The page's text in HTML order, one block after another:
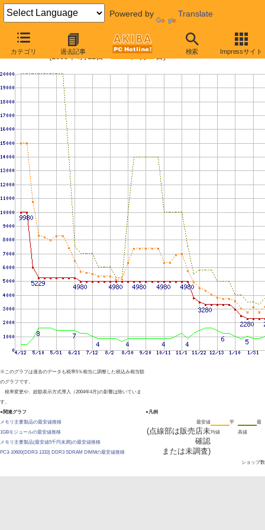
Powered by Translate
カテゴリ 過去記事 検索 Impressサイト
PC3-10600 1GBの価格推移
(2008年4月12日〜2009年6月27日)
※このグラフは過去のデータも税率5％相当に調整した税込み相当額
のグラフです。
税率変更や、総額表示方式導入（2004年4月)の影響は除いていま
す。
●関連グラフ
メモリ主要製品の最安値推移
1GBモジュールの最安値推移
メモリ主要製品(最安値5千円未満)の最安値推移
PC3-10600(DDR3-1333) DDR3 SDRAM DIMMの最安値推移
●凡例
最安値
(点線部は販売店未
確認
または未調査)
平
均値
最
高値
ショップ数